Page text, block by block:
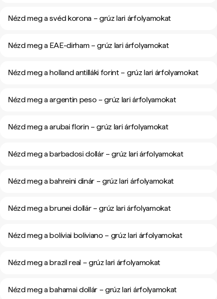
Nézd meg a svéd korona – grúz lari árfolyamokat
Nézd meg a EAE-dirham – grúz lari árfolyamokat
Nézd meg a holland antilláki forint – grúz lari árfolyamokat
Nézd meg a argentin peso – grúz lari árfolyamokat
Nézd meg a arubai florin – grúz lari árfolyamokat
Nézd meg a barbadosi dollár – grúz lari árfolyamokat
Nézd meg a bahreini dinár – grúz lari árfolyamokat
Nézd meg a brunei dollár – grúz lari árfolyamokat
Nézd meg a bolíviai boliviano – grúz lari árfolyamokat
Nézd meg a brazil real – grúz lari árfolyamokat
Nézd meg a bahamai dollár – grúz lari árfolyamokat